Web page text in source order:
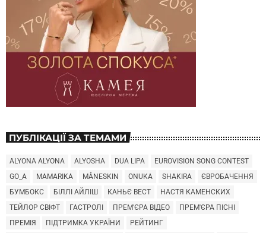
ПУБЛІКАЦІЇ ЗА ТЕМАМИ
ALYONA ALYONA ALYOSHA DUA LIPA
EUROVISION SONG CONTEST
GO_A
MAMARIKA MÅNESKIN ONUKA SHAKIRA
ЄВРОБАЧЕННЯ
БУМБОКС
БІЛЛІ АЙЛІШ КАНЬЄ ВЕСТ
НАСТЯ КАМЕНСКИХ
ТЕЙЛОР СВІФТ
ГАСТРОЛІ ПРЕМ'ЄРА ВІДЕО
ПРЕМ'ЄРА ПІСНІ
ПРЕМІЯ
ПІДТРИМКА УКРАЇНИ
РЕЙТИНГ